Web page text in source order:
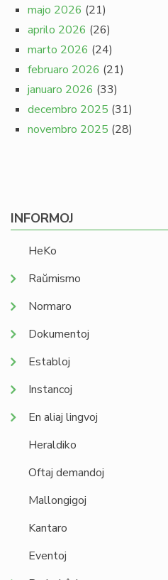
majo 2026 (21)
aprilo 2026 (26)
marto 2026 (24)
februaro 2026 (21)
januaro 2026 (33)
decembro 2025 (31)
novembro 2025 (28)
INFORMOJ
HeKo
Raŭmismo
Normaro
Dokumentoj
Establoj
Instancoj
En aliaj lingvoj
Heraldiko
Oftaj demandoj
Mallongigoj
Kantaro
Eventoj